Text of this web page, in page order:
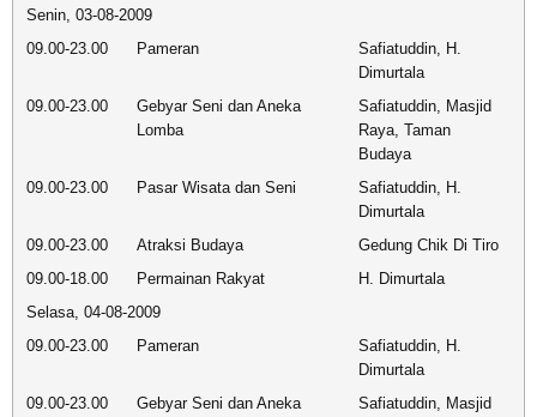
Senin, 03-08-2009
09.00-23.00
Pameran
Safiatuddin, H.
Dimurtala
09.00-23.00
Gebyar Seni dan Aneka
Lomba
Safiatuddin, Masjid
Raya, Taman
Budaya
09.00-23.00
Pasar Wisata dan Seni
Safiatuddin, H.
Dimurtala
09.00-23.00
Atraksi Budaya
Gedung Chik Di Tiro
09.00-18.00
Permainan Rakyat
H. Dimurtala
Selasa, 04-08-2009
09.00-23.00
Pameran
Safiatuddin, H.
Dimurtala
09.00-23.00
Gebyar Seni dan Aneka
Safiatuddin, Masjid